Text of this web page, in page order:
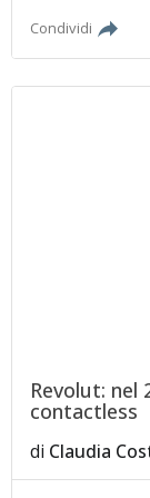
Condividi
Revolut: nel
contactless
di Claudia